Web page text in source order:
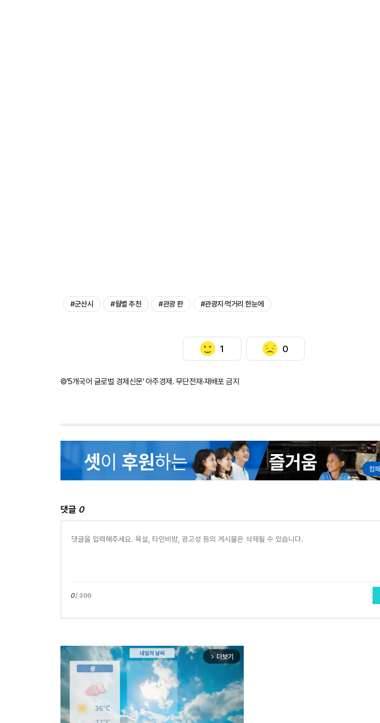
#군산시 #월별 추천 #관광 판 #관광지·먹거리 한눈에
1 0
©'5개국어 글로벌 경제신문' 아주경제. 무단전재·재배포 금지
댓글 0
0/ 300
arrow_forward_ios 더보기